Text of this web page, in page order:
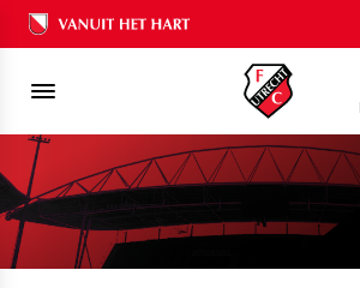
Ons nalatenschap